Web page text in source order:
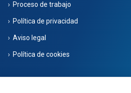
Proceso de trabajo
Política de privacidad
Aviso legal
Política de cookies